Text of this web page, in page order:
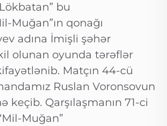
bu
Muğan”ın qonağı
adına İmişli şəhər
olunan oyunda tərəflər
Matçın 44-cü
Ruslan Voronsovun
keçib. Qarşılaşmanın 71-ci
Muğan”